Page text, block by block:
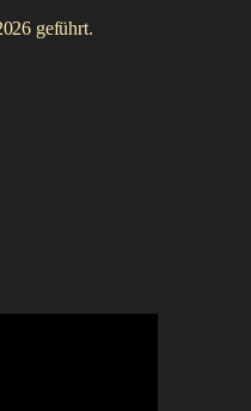
geführt.